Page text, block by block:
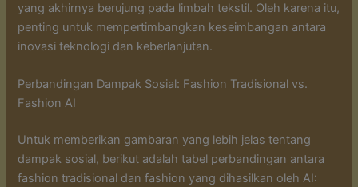
yang akhirnya berujung pada limbah tekstil. Oleh karena itu,
penting untuk mempertimbangkan keseimbangan antara
inovasi teknologi dan keberlanjutan.
Perbandingan Dampak Sosial: Fashion Tradisional vs.
Fashion AI
Untuk memberikan gambaran yang lebih jelas tentang
dampak sosial, berikut adalah tabel perbandingan antara
fashion tradisional dan fashion yang dihasilkan oleh AI: